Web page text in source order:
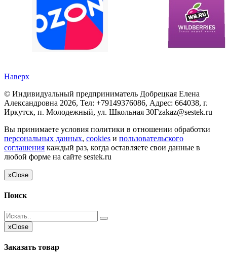
Наверх
© Индивидуальный предприниматель Добрецкая Елена
Александровна 2026, Тел: +79149376086, Адрес: 664038, г.
Иркутск, п. Молодежный, ул. Школьная 30Гzakaz@sestek.ru
Вы принимаете условия политики в отношении обработки
персональных данных, cookies и пользовательского
соглашения каждый раз, когда оставляете свои данные в
любой форме на сайте sestek.ru
xClose
Поиск
xClose
Заказать товар